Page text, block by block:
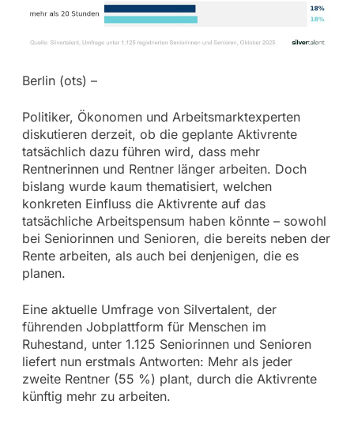
Berlin (ots) –
Politiker, Ökonomen und Arbeitsmarktexperten
diskutieren derzeit, ob die geplante Aktivrente
tatsächlich dazu führen wird, dass mehr
Rentnerinnen und Rentner länger arbeiten. Doch
bislang wurde kaum thematisiert, welchen
konkreten Einfluss die Aktivrente auf das
tatsächliche Arbeitspensum haben könnte – sowohl
bei Seniorinnen und Senioren, die bereits neben der
Rente arbeiten, als auch bei denjenigen, die es
planen.
Eine aktuelle Umfrage von Silvertalent, der
führenden Jobplattform für Menschen im
Ruhestand, unter 1.125 Seniorinnen und Senioren
liefert nun erstmals Antworten: Mehr als jeder
zweite Rentner (55 %) plant, durch die Aktivrente
künftig mehr zu arbeiten.